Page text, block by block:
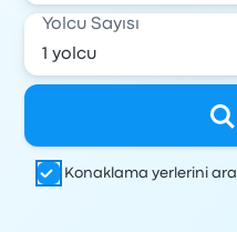
Yolcu Sayısı
Konaklama yerlerini ara